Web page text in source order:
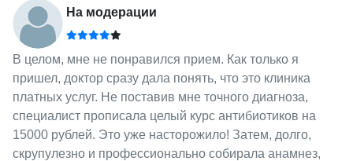
На модерации
В целом, мне не понравился прием. Как только я
пришел, доктор сразу дала понять, что это клиника
платных услуг. Не поставив мне точного диагноза,
специалист прописала целый курс антибиотиков на
15000 рублей. Это уже насторожило! Затем, долго,
скрупулезно и профессионально собирала анамнез,